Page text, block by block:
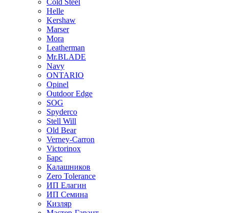
Cold Steel
Helle
Kershaw
Marser
Mora
Leatherman
Mr.BLADE
Navy
ONTARIO
Opinel
Outdoor Edge
SOG
Spyderco
Stell Will
Old Bear
Verney-Carron
Victorinox
Барс
Калашников
Zero Tolerance
ИП Елагин
ИП Семина
Кизляр